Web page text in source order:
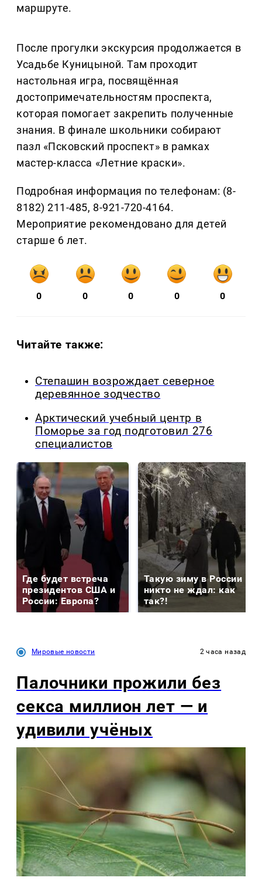
маршруте.
После прогулки экскурсия продолжается в
Усадьбе Куницыной. Там проходит
настольная игра, посвящённая
достопримечательностям проспекта,
которая помогает закрепить полученные
знания. В финале школьники собирают
пазл «Псковский проспект» в рамках
мастер-класса «Летние краски».
Подробная информация по телефонам: (8-
8182) 211‑485, 8-921-720-4164.
Мероприятие рекомендовано для детей
старше 6 лет.
0 0 0 0 0
Читайте также:
Степашин возрождает северное
деревянное зодчество
Арктический учебный центр в
Поморье за год подготовил 276
специалистов
Где будет встреча
президентов США и
России: Европа?
Такую зиму в России
никто не ждал: как
так?!
Мировые новости 2 часа назад
Палочники прожили без
секса миллион лет — и
удивили учёных